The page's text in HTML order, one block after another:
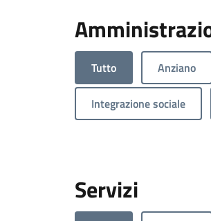
Tutto Anziano
Integrazione sociale
Servizi